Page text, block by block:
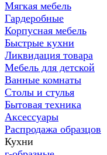
Мягкая мебель
Гардеробные
Корпусная мебель
Быстрые кухни
Ликвидация товара
Мебель для детской
Ванные комнаты
Столы и стулья
Бытовая техника
Аксессуары
Распродажа образцов
Кухни